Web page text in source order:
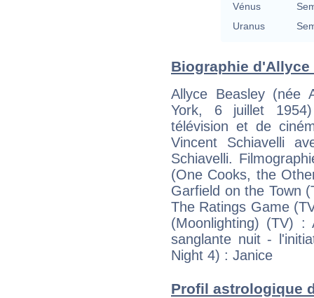
Vénus
Uranus
Biographie
Allyce Beasley (née
York, 6 juillet
télévision et de
Vincent Schiavelli
Schiavelli.
(One Cooks, the
Garfield on the Town
The Ratings Game
(Moonlighting) (TV) :
sanglante nuit -
Night 4) : Janice
Profil astrologique